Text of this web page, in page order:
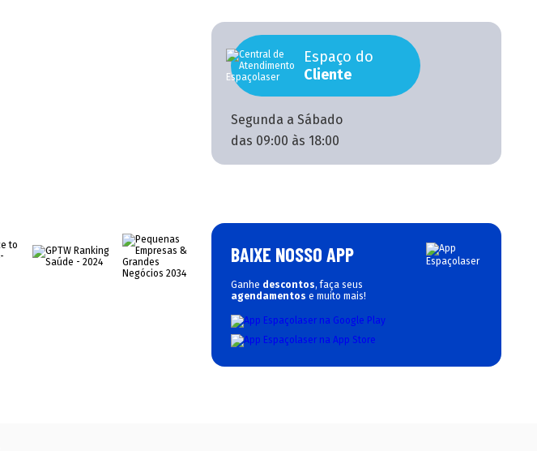
Espaço do
Cliente
Segunda a Sábado
das 09:00 às 18:00
BAIXE NOSSO APP
Ganhe descontos, faça seus
agendamentos e muito mais!